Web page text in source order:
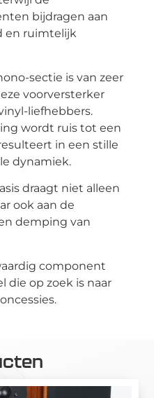
bijdragen aan
en ruimtelijk
sectie is van zeer
voorversterker
liefhebbers.
wordt ruis tot een
in een stille
dynamiek.
draagt niet alleen
ook aan de
demping van
component
die op zoek is naar